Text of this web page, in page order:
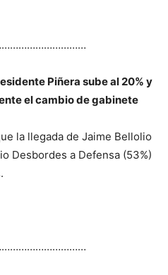
Piñera sube al 20% y
el cambio de gabinete
la llegada de Jaime Bellolio
Desbordes a Defensa (53%)